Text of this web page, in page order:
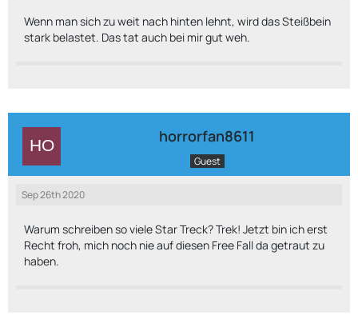
Wenn man sich zu weit nach hinten lehnt, wird das Steißbein
stark belastet. Das tat auch bei mir gut weh.
horrorfan8611
Guest
Sep 26th 2020
Warum schreiben so viele Star Treck? Trek! Jetzt bin ich erst
Recht froh, mich noch nie auf diesen Free Fall da getraut zu
haben.